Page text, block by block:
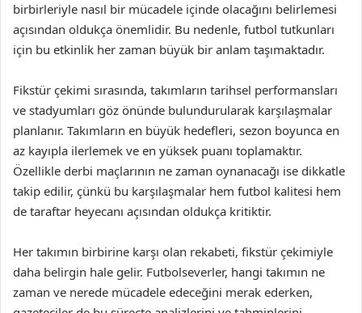
birbirleriyle nasıl bir mücadele içinde olacağını belirlemesi
açısından oldukça önemlidir. Bu nedenle, futbol tutkunları
için bu etkinlik her zaman büyük bir anlam taşımaktadır.
Fikstür çekimi sırasında, takımların tarihsel performansları
ve stadyumları göz önünde bulundurularak karşılaşmalar
planlanır. Takımların en büyük hedefleri, sezon boyunca en
az kayıpla ilerlemek ve en yüksek puanı toplamaktır.
Özellikle derbi maçlarının ne zaman oynanacağı ise dikkatle
takip edilir, çünkü bu karşılaşmalar hem futbol kalitesi hem
de taraftar heyecanı açısından oldukça kritiktir.
Her takımın birbirine karşı olan rekabeti, fikstür çekimiyle
daha belirgin hale gelir. Futbolseverler, hangi takımın ne
zaman ve nerede mücadele edeceğini merak ederken,